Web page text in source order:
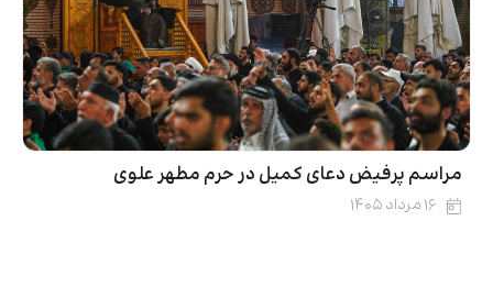
مراسم پرفیض دعای کمیل در حرم مطهر علوی
۱۶ مرداد ۱۴۰۵